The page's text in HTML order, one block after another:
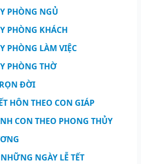
PHÒNG NGỦ
PHÒNG KHÁCH
PHÒNG LÀM VIỆC
PHÒNG THỜ
ĐỜI
HÔN THEO CON GIÁP
CON THEO PHONG THỦY
NGÀY LỄ TẾT